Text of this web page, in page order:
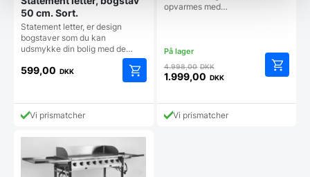
50 cm. Sort.
Statement letter, er design
bogstaver som du kan
udsmykke din bolig med de…
599,00 DKK
Vi prismatcher
opvarmes med…
4.998,00DKKDen
oprindelige
var:
4.998,00 DKK.
1.999,00 DKK
aktuelle
prisVi prismatcher